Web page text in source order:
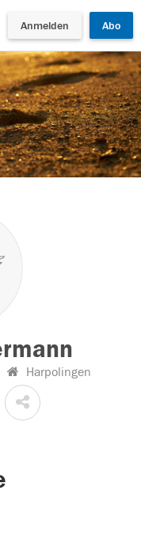
Anmelden Abo
Harpolingen